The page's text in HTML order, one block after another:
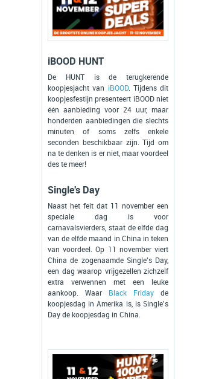
iBOOD HUNT
De HUNT is de terugkerende
koopjesjacht van iBOOD. Tijdens dit
koopjesfestijn presenteert iBOOD niet
één aanbieding voor 24 uur, maar
honderden aanbiedingen die slechts
minuten of soms zelfs enkele
seconden beschikbaar zijn. Tijd om
na te denken is er niet, maar voordeel
des te meer!
Single's Day
Naast het feit dat 11 november een
speciale dag is voor
carnavalsvierders, staat de elfde dag
van de elfde maand in China in teken
van voordeel. Op 11 november viert
China de zogenaamde Single's Day,
een dag waarop vrijgezellen zichzelf
extra verwennen met een leuke
aankoop. Waar Black Friday de
koopjesdag in Amerika is, is Single's
Day de koopjesdag in China.